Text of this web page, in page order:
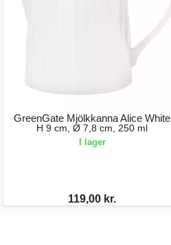
GreenGate Mjölkkanna Alice White
H 9 cm, Ø 7,8 cm, 250 ml
I lager
119,00 kr.